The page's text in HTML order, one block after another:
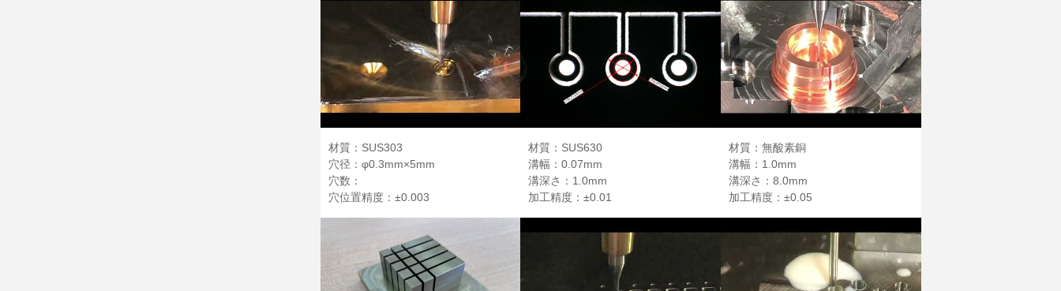
材質：SUS303
穴径：φ0.3mm×5mm
穴数：
穴位置精度：±0.003
材質：SUS630
溝幅：0.07mm
溝深さ：1.0mm
加工精度：±0.01
材質：無酸素銅
溝幅：1.0mm
溝深さ：8.0mm
加工精度：±0.05